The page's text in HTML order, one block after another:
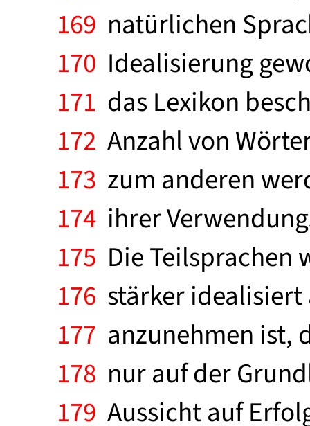
169 natürlichen
170 Idealisierung
171 das Lexikon
172 Anzahl von
173 zum anderen
174 ihrer
175 Die Teilsprachen
176 stärker
177 anzunehmen ist,
178 nur auf der
179 Aussicht auf